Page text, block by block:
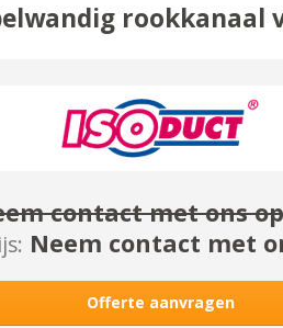
rookkanaal
contact met ons
Neem contact met
Offerte aanvragen